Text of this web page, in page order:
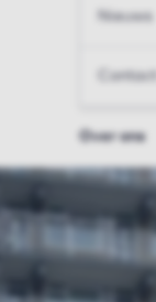
Nieuws
Contact
Over ons